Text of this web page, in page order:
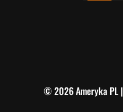
© 2026 Ameryka PL |